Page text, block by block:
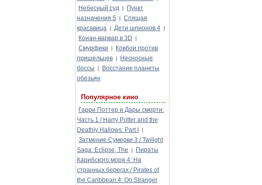
Небесный суд |
Пункт
назначения 5
| Спящая
красавица | Дети шпионов 4 |
Конан-варвар в 3D |
Смурфики |
Ковбои против
пришельцев |
Несносные
боссы
|
Восстание планеты
обезьян
Популярное кино
Гарри Поттер и Дары смерти:
Часть 1 / Harry Potter and the
Deathly Hallows: Part I
|
Затмение Сумерки 3 / Twilight
Saga: Eclipse, The
|
Пираты
Карибского моря 4: На
странных берегах / Pirates of
the Caribbean 4: On Stranger